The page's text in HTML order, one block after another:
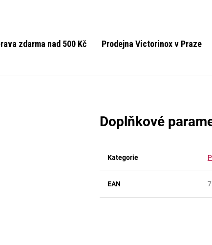
zdarma nad 500 Kč Prodejna Victorinox v Praze
Doplňkové
Kategorie
EAN